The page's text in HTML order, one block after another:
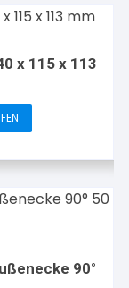
x 115 x 113
90°